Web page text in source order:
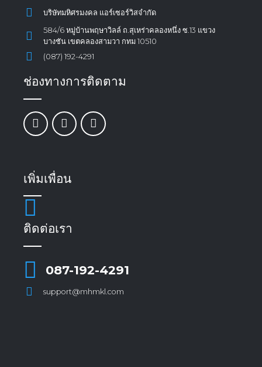
บริษัทมหิศรมงคล แอร์เซอร์วิสจำกัด
584/6 หมู่บ้านพฤษาวิลล์ ถ.สุเหร่าคลองหนึ่ง ซ.13 แขวง
บางชัน เขตคลองสามวา กทม 10510
(087) 192-4291
ช่องทางการติดตาม
เพิ่มเพื่อน
ติดต่อเรา
087-192-4291
support@mhmkl.com